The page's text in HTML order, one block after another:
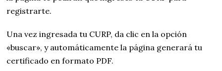
registrarte.
Una vez ingresada tu CURP, da clic en la opción
«buscar», y automáticamente la página generará tu
certificado en formato PDF.